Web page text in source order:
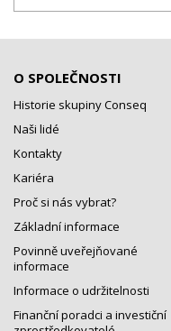
O SPOLEČNOSTI
Historie skupiny Conseq
Naši lidé
Kontakty
Kariéra
Proč si nás vybrat?
Základní informace
Povinně uveřejňované
informace
Informace o udržitelnosti
Finanční poradci a investiční